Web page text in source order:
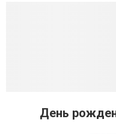
День